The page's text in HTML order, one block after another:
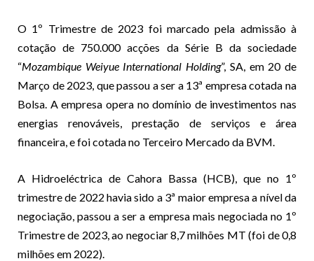
O 1º Trimestre de 2023 foi marcado pela admissão à
cotação de 750.000 acções da Série B da sociedade
“Mozambique Weiyue International Holding”, SA, em 20 de
Março de 2023, que passou a ser a 13ª empresa cotada na
Bolsa. A empresa opera no domínio de investimentos nas
energias renováveis, prestação de serviços e área
financeira, e foi cotada no Terceiro Mercado da BVM.
A Hidroeléctrica de Cahora Bassa (HCB), que no 1º
trimestre de 2022 havia sido a 3ª maior empresa a nível da
negociação, passou a ser a empresa mais negociada no 1º
Trimestre de 2023, ao negociar 8,7 milhões MT (foi de 0,8
milhões em 2022).